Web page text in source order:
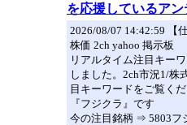
を応援しているアン
2026/08/07 14:42:59 【
株価 2ch yahoo 掲示板
リアルタイム注目キー
しました。2ch市況1/株
目キーワードをご覧く
『フジクラ』です
今の注目銘柄 ⇒ 5803フ